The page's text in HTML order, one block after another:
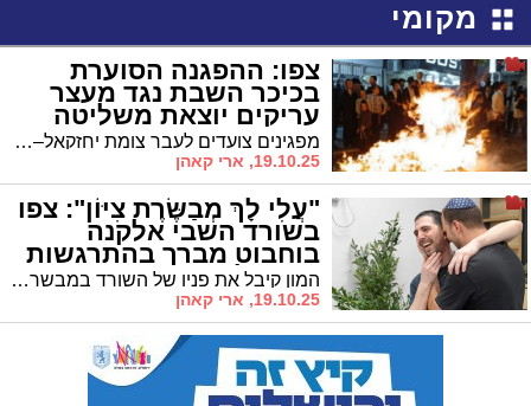
מקומי
צפו: ההפגנה הסוערת
בכיכר השבת נגד מעצר
עריקים יוצאת משליטה
מפגינים צועדים לעבר צומת יחזקאל–שמואל הנביא • ניסיונות לחסום כבישים ולהצית פחים • כוחות משטרה, יס"מ ומג"ב פועלים במקום
19.10.25, ארי קאהן
"עֲלִי לָךְ מְבַשֶּׂרֶת צִיּוֹן": צפו
בשורד השבי אלקנה
בוחבוט מברך בהתרגשות
"הגומל" ו"שהחיינו" המון קיבל את פניו של השורד במבשרת ציון • לאחר שנתיים בשבי חמאס, בוחבוט שב לביתו ובירך ברוב עם על הנס הגדול
19.10.25, ארי קאהן